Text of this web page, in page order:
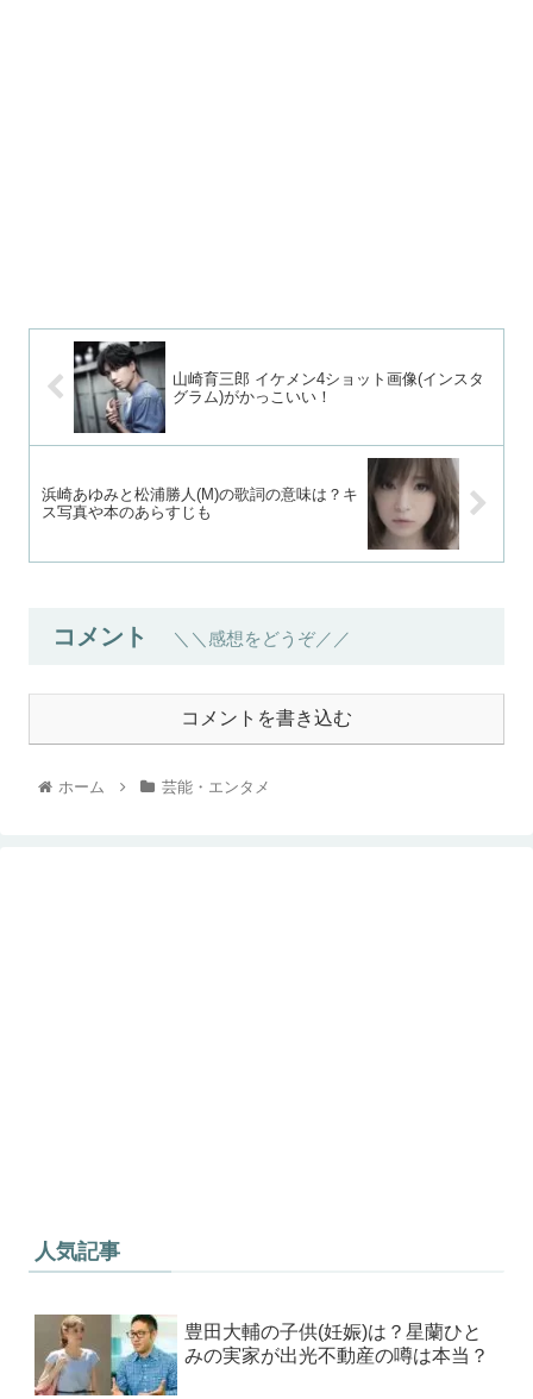
山崎育三郎 イケメン4ショット画像(インスタ
グラム)がかっこいい！
浜崎あゆみと松浦勝人(M)の歌詞の意味は？キ
ス写真や本のあらすじも
コメント ＼＼感想をどうぞ／／
コメントを書き込む
ホーム 芸能・エンタメ
人気記事
豊田大輔の子供(妊娠)は？星蘭ひと
みの実家が出光不動産の噂は本当？